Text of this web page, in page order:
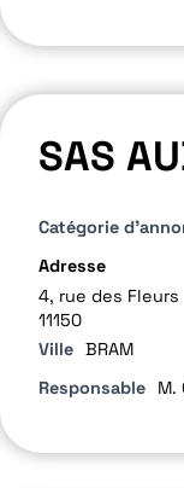
SAS
Catégorie
Adresse
4, rue des Fleurs
11150
Ville BRAM
Responsable
M.